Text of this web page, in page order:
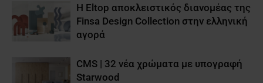
Η Eltop αποκλειστικός διανομέας της
Finsa Design Collection στην ελληνική
αγορά
CMS | 32 νέα χρώματα με υπογραφή
Starwood